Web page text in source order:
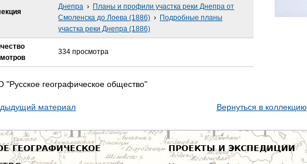
Днепра › Планы и профили участка реки Днепра от
Смоленска до Лоева (1886) › Подробные планы
участка реки Днепра (1886)
334 просмотра
географическое общество"
материал Вернуться в коллекцию
ГЕОГРАФИЧЕСКОЕ
ПРОЕКТЫ И ЭКСПЕДИЦИИ